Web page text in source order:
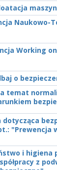
Naukowo-
Working
o
temat
"Prewencja
i higiena
z